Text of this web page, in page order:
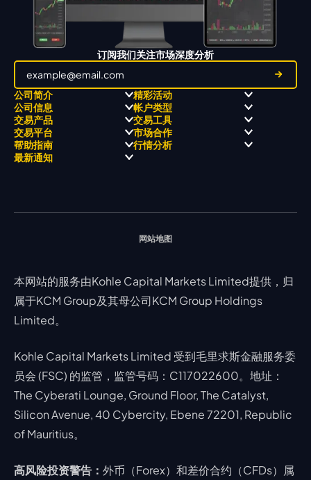
订阅我们关注市场深度分析
公司简介
关于
关于 KCM Group
三大优势
奖项和成就
精彩活动
职业高尔夫 x 飘移队
全球高尔夫锦标赛
公司信息
经营理念
公开信息与风险披露
公司新闻
视频库
帐户类型
ECN 账户
STP 账户
账户比较
交易产品
Forex
贵金属
能源
交易工具
交易平台
MetaTrader 4
MetaTrader 5
市场合作
帮助指南 行情分析
最新通知
网站地图
本网站的服务由Kohle Capital Markets Limited提供，归
属于KCM Group及其母公司KCM Group Holdings
Limited。
Kohle Capital Markets Limited 受到毛里求斯金融服务委
员会 (FSC) 的监管，监管号码：C117022600。地址：
The Cyberati Lounge, Ground Floor, The Catalyst,
Silicon Avenue, 40 Cybercity, Ebene 72201, Republic
of Mauritius。
高风险投资警告： 外币（Forex）和差价合约（CFDs）属